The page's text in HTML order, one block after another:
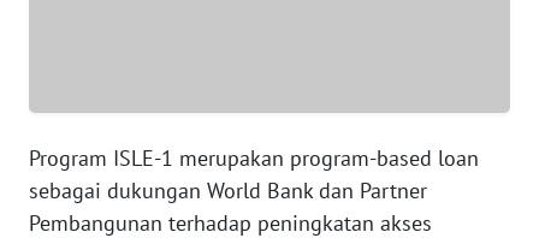
Program ISLE-1 merupakan program-based loan
sebagai dukungan World Bank dan Partner
Pembangunan terhadap peningkatan akses
KEPRI
PAPUA